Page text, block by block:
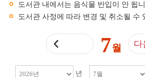
도서관 내에서는 음식물 반입이 안 됩
도서관 사정에 따라 변경 및 취소될 수
7월 다
년